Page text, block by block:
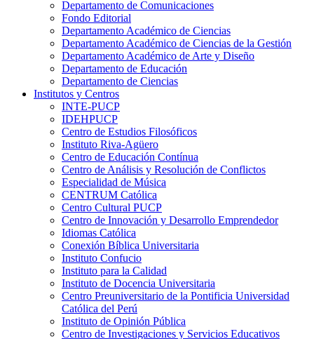
Departamento de Comunicaciones
Fondo Editorial
Departamento Académico de Ciencias
Departamento Académico de Ciencias de la Gestión
Departamento Académico de Arte y Diseño
Departamento de Educación
Departamento de Ciencias
Institutos y Centros
INTE-PUCP
IDEHPUCP
Centro de Estudios Filosóficos
Instituto Riva-Agüero
Centro de Educación Contínua
Centro de Análisis y Resolución de Conflictos
Especialidad de Música
CENTRUM Católica
Centro Cultural PUCP
Centro de Innovación y Desarrollo Emprendedor
Idiomas Católica
Conexión Bíblica Universitaria
Instituto Confucio
Instituto para la Calidad
Instituto de Docencia Universitaria
Centro Preuniversitario de la Pontificia Universidad
Católica del Perú
Instituto de Opinión Pública
Centro de Investigaciones y Servicios Educativos